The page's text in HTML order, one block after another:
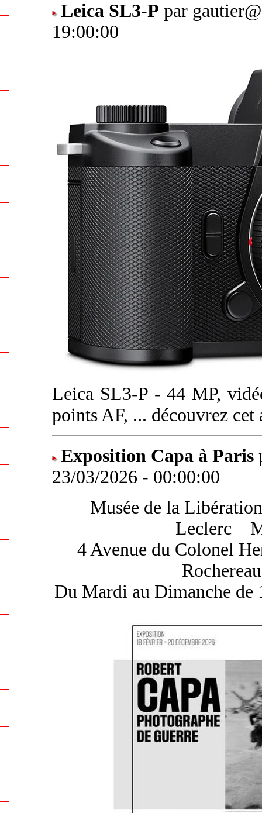
Leica SL3-P par
19:00:00
Leica SL3-P - 44 MP,
points AF, ... découvrez
Exposition Capa à Paris
23/03/2026 - 00:00:00
Musée de la
Leclerc
4 Avenue du Colonel
Du Mardi au Dimanche de